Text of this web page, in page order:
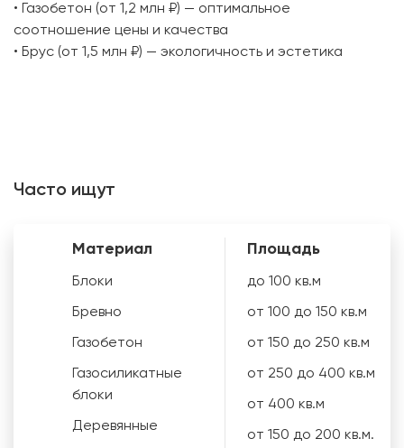
• Газобетон (от 1,2 млн ₽) — оптимальное
соотношение цены и качества
• Брус (от 1,5 млн ₽) — экологичность и эстетика
Часто ищут
Материал
Блоки
Бревно
Газобетон
Газосиликатные
блоки
Деревянные
Площадь
до 100 кв.м
от 100 до 150 кв.м
от 150 до 250 кв.м
от 250 до 400 кв.м
от 400 кв.м
от 150 до 200 кв.м.